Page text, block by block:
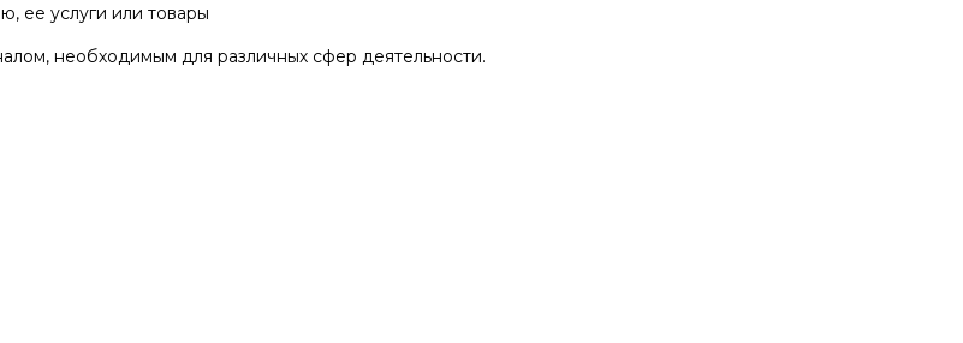
ее услуги или товары
необходимым для различных сфер деятельности.